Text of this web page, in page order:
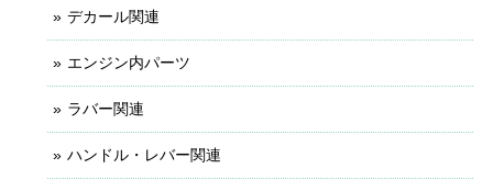
デカール関連
エンジン内パーツ
ラバー関連
ハンドル・レバー関連